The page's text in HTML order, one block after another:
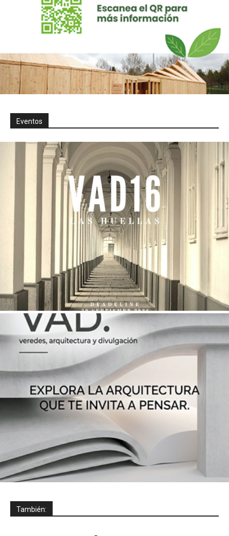
Eventos
También: